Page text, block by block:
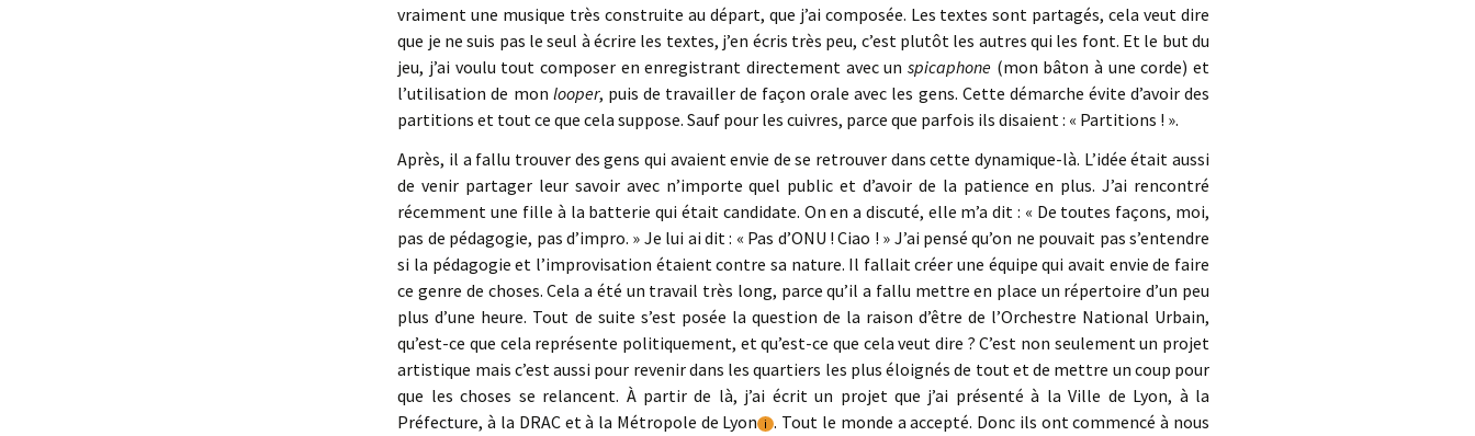
vraiment une musique très construite au départ, que j’ai composée. Les textes sont partagés, cela veut dire
que je ne suis pas le seul à écrire les textes, j’en écris très peu, c’est plutôt les autres qui les font. Et le but du
jeu, j’ai voulu tout composer en enregistrant directement avec unspicaphone (mon bâton à une corde) et
l’utilisation de mon looper, puis de travailler de façon orale avec les gens. Cette démarche évite d’avoir des
partitions et tout ce que cela suppose. Sauf pour les cuivres, parce que parfois ils disaient : « Partitions ! ».
Après, il a fallu trouver des gens qui avaient envie de se retrouver dans cette dynamique-là. L’idée était aussi
de venir partager leur savoir avec n’importe quel public et d’avoir de la patience en plus. J’ai rencontré
récemment une fille à la batterie qui était candidate. On en a discuté, elle m’a dit : « De toutes façons, moi,
pas de pédagogie, pas d’impro. » Je lui ai dit : « Pas d’ONU ! Ciao ! » J’ai pensé qu’on ne pouvait pas s’entendre
si la pédagogie et l’improvisation étaient contre sa nature. Il fallait créer une équipe qui avait envie de faire
ce genre de choses. Cela a été un travail très long, parce qu’il a fallu mettre en place un répertoire d’un peu
plus d’une heure. Tout de suite s’est posée la question de la raison d’être de l’Orchestre National Urbain,
qu’est-ce que cela représente politiquement, et qu’est-ce que cela veut dire ? C’est non seulement un projet
artistique mais c’est aussi pour revenir dans les quartiers les plus éloignés de tout et de mettre un coup pour
que les choses se relancent. À partir de là, j’ai écrit un projet que j’ai présenté à la Ville de Lyon, à la
Préfecture, à la DRAC et à la Métropole de Lyon i . Tout le monde a accepté. Donc ils ont commencé à nous